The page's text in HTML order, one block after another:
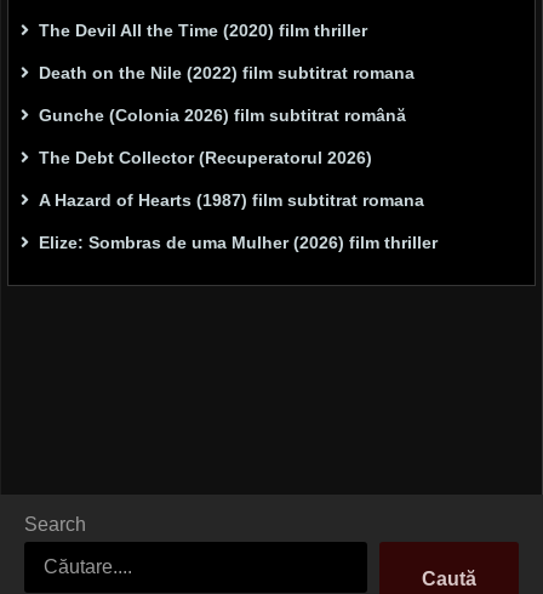
The Devil All the Time (2020) film thriller
Death on the Nile (2022) film subtitrat romana
Gunche (Colonia 2026) film subtitrat română
The Debt Collector (Recuperatorul 2026)
A Hazard of Hearts (1987) film subtitrat romana
Elize: Sombras de uma Mulher (2026) film thriller
Search
Caută